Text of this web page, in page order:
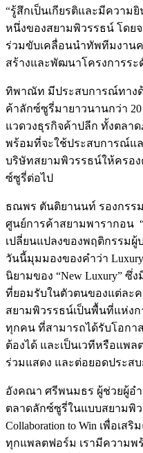
“รู้สึกเป็นเกียรติและมีความ
หนึ่งของสยามพิวรรธน์ โดย
ร่วมขับเคลื่อนนำทัพทีมงาน
สร้างและพัฒนาโครงการระ
ทิพาณัท มีประสบการณ์ทาง
ค้าลักซ์ซูรี่มายาวนานกว่า
แวดวงธุรกิจค้าปลีก ทั้งตลา
พร้อมที่จะใช้ประสบการณ์แ
บริษัทสยามพิวรรธน์ให้ครอง
ซ์ซูรี่ต่อไป
ธณพร ตันติยานนท์ รองกรร
ศูนย์การค้าสยามพารากอน
เปลี่ยนแปลงของพฤติกรรมผู้
วันนี้มุมมองของคำว่า
นิยามของ “New Luxury”
ที่ยอมรับในตัวตนของแต่ละ
สยามพิวรรธน์เป็นพื้นที่แห่งกา
ทุกคน ที่สามารถได้รับโอกา
ต้องได้ และเป็นเวทีหรือแพ
ร่วมแสดง และต่อยอดประส
อังคณา ศรีพนมธร ผู้ช่วยผู้อำ
ตลาดลักซ์ซูรี่ในแบบสยามพิว
Collaboration to Win เพื่อเ
ทุกแพลตฟอร์ม เรามีความพ